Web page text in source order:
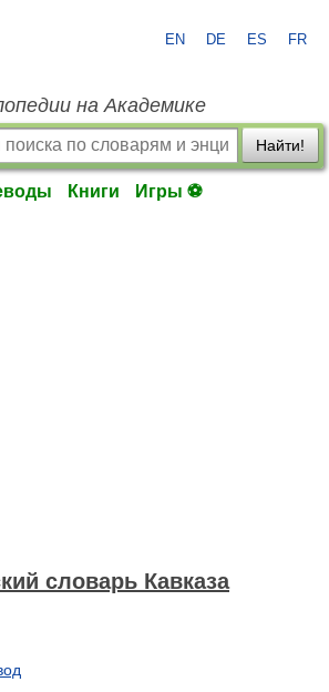
EN DE ES FR
на Академике
Найти!
Книги Игры ⚽
словарь Кавказа